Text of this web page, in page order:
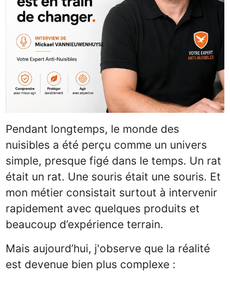
Pendant longtemps, le monde des
nuisibles a été perçu comme un univers
simple, presque figé dans le temps. Un rat
était un rat. Une souris était une souris. Et
mon métier consistait surtout à intervenir
rapidement avec quelques produits et
beaucoup d’expérience terrain.
Mais aujourd’hui, j'observe que la réalité
est devenue bien plus complexe :